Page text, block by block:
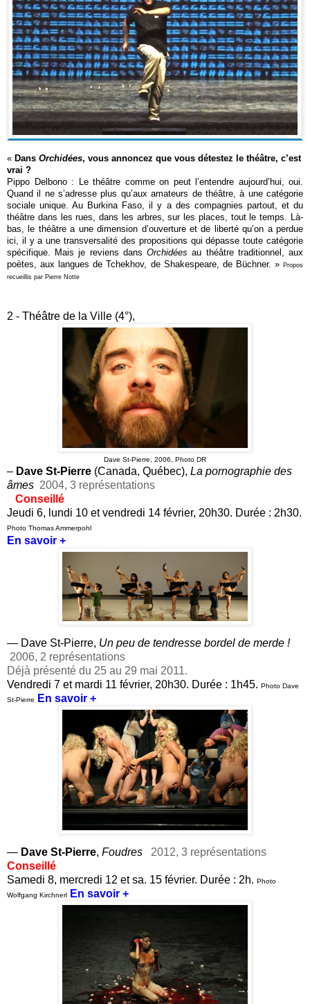
« Dans Orchidées, vous annoncez que vous détestez le théâtre, c’est
vrai ?
Pippo Delbono : Le théâtre comme on peut l’entendre aujourd’hui, oui.
Quand il ne s’adresse plus qu’aux amateurs de théâtre, à une catégorie
sociale unique. Au Burkina Faso, il y a des compagnies partout, et du
théâtre dans les rues, dans les arbres, sur les places, tout le temps. Là-
bas, le théâtre a une dimension d’ouverture et de liberté qu’on a perdue
ici, il y a une transversalité des propositions qui dépasse toute catégorie
spécifique. Mais je reviens dansOrchidées au théâtre traditionnel, aux
poètes, aux langues de Tchekhov, de Shakespeare, de Büchner. »Propos
recueillis par Pierre Notte
2 - Théâtre de la Ville (4°),
Dave St-Pierre, 2006, Photo DR
– Dave St-Pierre (Canada, Québec), La pornographie des
âmes 2004, 3 représentations
Conseillé
Jeudi 6, lundi 10 et vendredi 14 février, 20h30. Durée : 2h30.
Photo Thomas Ammerpohl
En savoir +
— Dave St-Pierre, Un peu de tendresse bordel de merde !
2006, 2 représentations
Déjà présenté du 25 au 29 mai 2011.
Vendredi 7 et mardi 11 février, 20h30. Durée : 1h45. Photo Dave
St-Pierre
En savoir +
— Dave St-Pierre, Foudres
2012, 3 représentations
Conseillé
Samedi 8, mercredi 12 et sa. 15 février. Durée : 2h. Photo
Wolfgang Kirchnerl
En savoir +